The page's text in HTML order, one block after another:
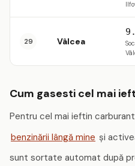
29 Vâlcea
Cum gasesti cel mai
Pentru cel mai ieftin carburant
benzinării lângă mine și
sunt sortate automat după